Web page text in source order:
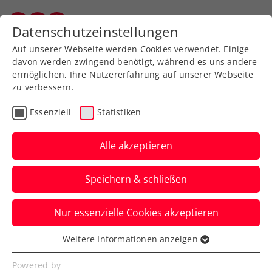
ATP
Erste Bank Open: 3.
Hauptbewerbs-Wildcard
an Berrettini
Für die Qualifikation erhalten Lukas
Neumayer, Joel Schwärzler und Nicolai
Budkov Kjär Freikarten.
Verfasst von: Presseaussendung / Redaktion, 16.10.2025
Datenschutzeinstellungen
Auf unserer Webseite werden Cookies verwendet. Einige
davon werden zwingend benötigt, während es uns andere
ermöglichen, Ihre Nutzererfahrung auf unserer Webseite
zu verbessern.
Essenziell Statistiken
Alle akzeptieren
Speichern & schließen
Nur essenzielle Cookies akzeptieren
Essenziell
Essenzielle Cookies werden für grundlegende
Weitere Informationen anzeigen
Powered by